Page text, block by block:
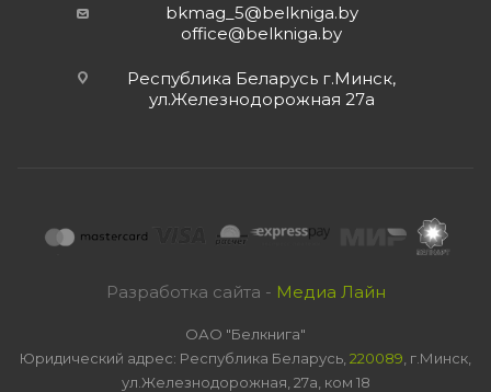
bkmag_5@belkniga.by
office@belkniga.by
Республика Беларусь г.Минск,
ул.Железнодорожная 27а
Разработка сайта - Медиа Лайн
ОАО "Белкнига"
Юридический адрес: Республика Беларусь, 220089 , г.Минск,
ул.Железнодорожная, 27а, ком 18